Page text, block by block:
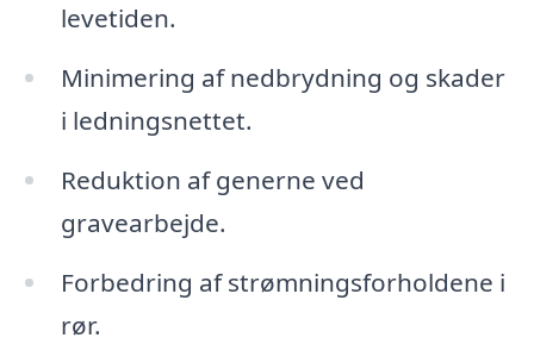
levetiden.
Minimering af nedbrydning og skader
i ledningsnettet.
Reduktion af generne ved
gravearbejde.
Forbedring af strømningsforholdene i
rør.